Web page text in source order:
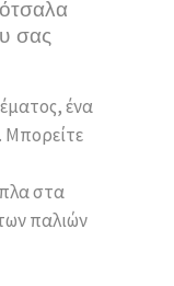
σας
ένα
Μπορείτε
στα
παλιών